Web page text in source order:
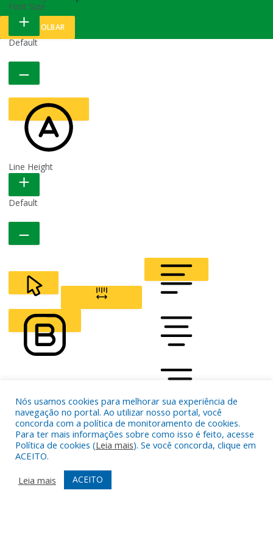
HIDE TOOLBAR
Font Size
Default
READABLE FONT
Line Height
Default
CURSOR
ALIGN TEXT
LIGHT CONTRAST HIGH CONTRAST
Nós usamos cookies para melhorar sua experiência de
navegação no portal. Ao utilizar nosso portal, você
concorda com a política de monitoramento de cookies.
Para ter mais informações sobre como isso é feito, acesse
Política de cookies (Leia mais). Se você concorda, clique em
ACEITO.
Leia mais
ACEITO